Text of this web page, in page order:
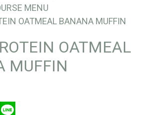
MENU
OATMEAL BANANA MUFFIN
OATMEAL
MUFFIN